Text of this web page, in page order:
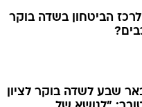
לרכז הביטחון בשדה בוקר
שבע לשדה בוקר לציון